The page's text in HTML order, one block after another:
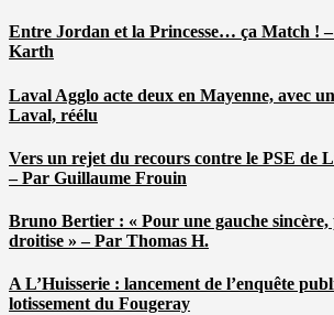
Entre Jordan et la Princesse… ça Match !
Karth
Laval Agglo acte deux en Mayenne, avec
Laval, réélu
Vers un rejet du recours contre le PSE de
– Par Guillaume Frouin
Bruno Bertier : « Pour une gauche sincère,
droitise » – Par Thomas H.
A L’Huisserie : lancement de l’enquête
lotissement du Fougeray